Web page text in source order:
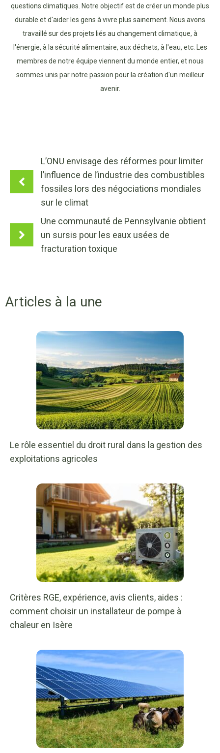
questions climatiques. Notre objectif est de créer un monde plus
durable et d'aider les gens à vivre plus sainement. Nous avons
travaillé sur des projets liés au changement climatique, à
l'énergie, à la sécurité alimentaire, aux déchets, à l'eau, etc. Les
membres de notre équipe viennent du monde entier, et nous
sommes unis par notre passion pour la création d'un meilleur
avenir.
L’ONU envisage des réformes pour limiter
l’influence de l’industrie des combustibles
fossiles lors des négociations mondiales
sur le climat
Une communauté de Pennsylvanie obtient
un sursis pour les eaux usées de
fracturation toxique
Articles à la une
Le rôle essentiel du droit rural dans la gestion des
exploitations agricoles
Critères RGE, expérience, avis clients, aides :
comment choisir un installateur de pompe à
chaleur en Isère